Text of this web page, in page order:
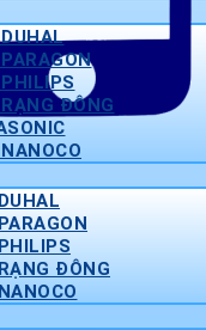
ĐÔNG
ĐÔNG